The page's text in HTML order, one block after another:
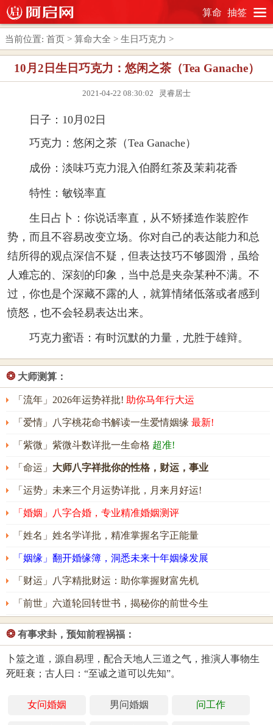
算命 抽签
当前位置: 首页 > 算命大全 > 生日巧克力 >
10月2日生日巧克力：悠闲之茶（Tea Ganache）
2021-04-22 08:30:02 灵睿居士
日子：10月02日
巧克力：悠闲之茶（Tea Ganache）
成份：淡味巧克力混入伯爵红茶及茉莉花香
特性：敏锐率直
生日占卜：你说话率直，从不矫揉造作装腔作
势，而且不容易改变立场。你对自己的表达能力和总
结所得的观点深信不疑，但表达技巧不够圆滑，虽给
人难忘的、深刻的印象，当中总是夹杂某种不满。不
过，你也是个深藏不露的人，就算情绪低落或者感到
愤怒，也不会轻易表达出来。
巧克力蜜语：有时沉默的力量，尤胜于雄辩。
❂ 大师测算：
「流年」2026年运势祥批! 助你马年行大运
「爱情」八字桃花命书解读一生爱情姻缘 最新!
「紫微」紫微斗数详批一生命格 超准!
「命运」 大师八字祥批你的性格，财运，事业
「运势」未来三个月运势详批，月来月好运!
「婚姻」八字合婚，专业精准婚姻测评
「姓名」姓名学详批，精准掌握名字正能量
「姻缘」翻开婚缘簿，洞悉未来十年姻缘发展
「财运」八字精批财运：助你掌握财富先机
「前世」六道轮回转世书，揭秘你的前世今生
❂ 有事求卦，预知前程祸福：
卜筮之道，源自易理，配合天地人三道之气，推演人事物生
死旺衰；古人曰：“至诚之道可以先知”。
女问婚姻 男问婚姻 问工作